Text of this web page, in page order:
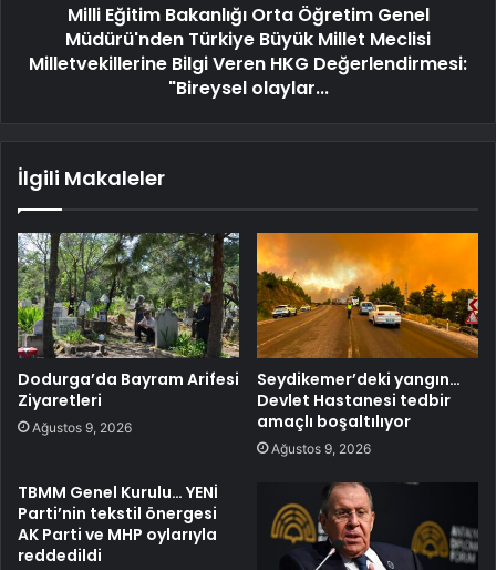
Milli Eğitim Bakanlığı Orta Öğretim Genel
Müdürü'nden Türkiye Büyük Millet Meclisi
Milletvekillerine Bilgi Veren HKG Değerlendirmesi:
"Bireysel olaylar...
İlgili Makaleler
Dodurga’da Bayram Arifesi
Ziyaretleri
Ağustos 9, 2026
Seydikemer’deki yangın…
Devlet Hastanesi tedbir
amaçlı boşaltılıyor
Ağustos 9, 2026
TBMM Genel Kurulu… YENİ
Parti’nin tekstil önergesi
AK Parti ve MHP oylarıyla
reddedildi